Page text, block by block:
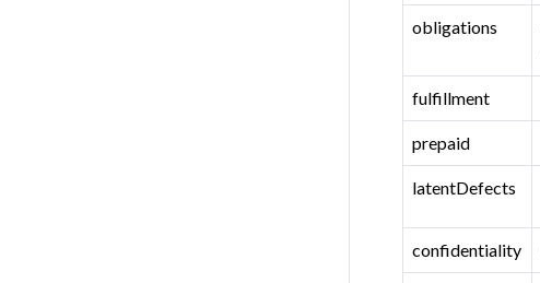
obligations
fulfillment
prepaid
latentDefects
confidentiality